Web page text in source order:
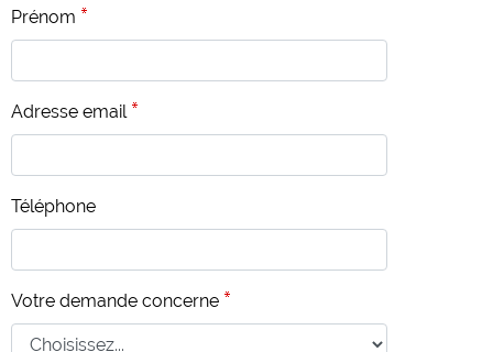
Prénom
Adresse email
Téléphone
Votre demande concerne